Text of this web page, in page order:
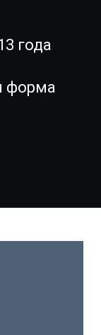
года
форма